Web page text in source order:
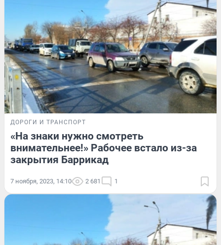
ДОРОГИ И ТРАНСПОРТ
«На знаки нужно смотреть
внимательнее!» Рабочее встало из-за
закрытия Баррикад
7 ноября, 2023, 14:10 2 681 1